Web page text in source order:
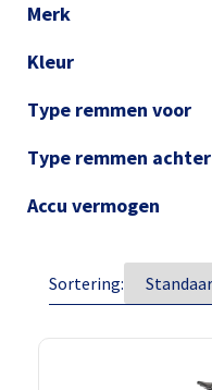
Merk
Kleur
Type remmen voor
Type remmen achter
Accu vermogen
Sortering: